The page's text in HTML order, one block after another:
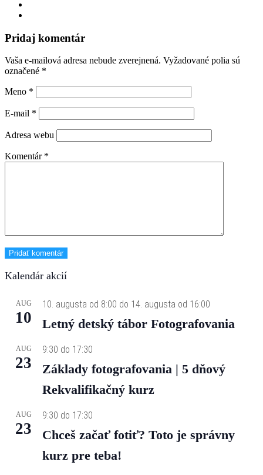
Pridaj komentár
Vaša e-mailová adresa nebude zverejnená. Vyžadované polia sú
označené *
Meno *
E-mail *
Adresa webu
Komentár *
Kalendár akcií
AUG
10
10. augusta od 8:00 do 14. augusta od 16:00
Letný detský tábor Fotografovania
AUG
23
9:30 do 17:30
Základy fotografovania | 5 dňový
Rekvalifikačný kurz
AUG
23
9:30 do 17:30
Chceš začať fotiť? Toto je správny
kurz pre teba!